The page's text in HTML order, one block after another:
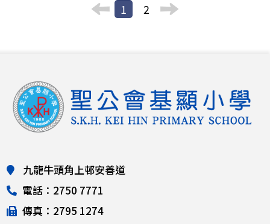
1 2
九龍牛頭角上邨安善道
電話：2750 7771
傳真：2795 1274